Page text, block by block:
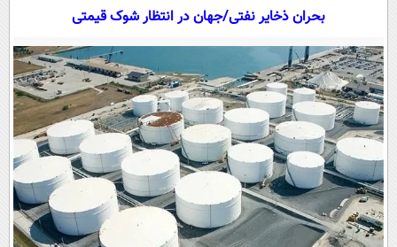
سیاسی
خودرو
جامعه
اجتماعی
حوادث
سلامت
یک برش دانایی
محیط زیست
ورزشی
بین الملل
سیاست خارجی
فرهنگ و هنر
علم و دانش
فناوری و It
قرآن
بحران ذخایر نفتی/جهان در انتظار شوک قیمتی